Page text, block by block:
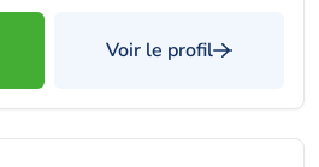
Voir le profil